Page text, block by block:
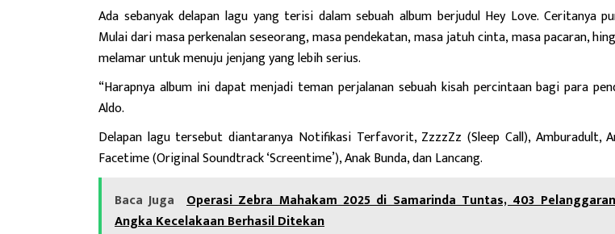
Ada sebanyak delapan lagu yang terisi dalam sebuah album berjudul Hey Love. Ceritanya
Mulai dari masa perkenalan seseorang, masa pendekatan, masa jatuh cinta, masa pacaran,
melamar untuk menuju jenjang yang lebih serius.
“Harapnya album ini dapat menjadi teman perjalanan sebuah kisah percintaan bagi para
Aldo.
Delapan lagu tersebut diantaranya Notifikasi Terfavorit, ZzzzZz (Sleep Call), Amburadult,
Facetime (Original Soundtrack ‘Screentime’), Anak Bunda, dan Lancang.
Baca Juga Operasi Zebra Mahakam 2025 di Samarinda Tuntas, 403
Angka Kecelakaan Berhasil Ditekan